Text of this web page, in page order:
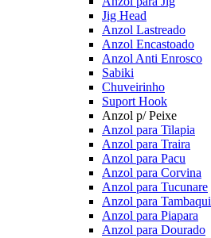
Jig Head
Anzol Lastreado
Anzol Encastoado
Anzol Anti Enrosco
Sabiki
Chuveirinho
Suport Hook
Anzol p/ Peixe
Anzol para Tilapia
Anzol para Traira
Anzol para Pacu
Anzol para Corvina
Anzol para Tucunare
Anzol para Tambaqui
Anzol para Piapara
Anzol para Dourado